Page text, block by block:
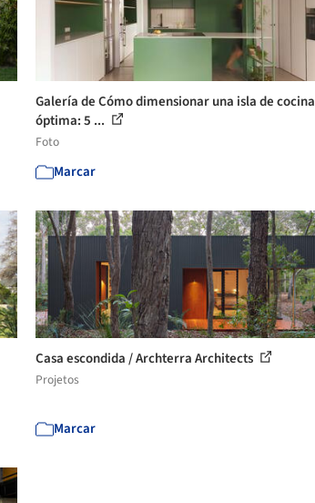
Galería de Cómo dimensionar una isla de cocina
óptima: 5 ...
Foto
Marcar
Casa escondida / Archterra Architects
Projetos
Marcar